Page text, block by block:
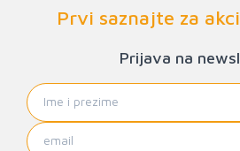
Prvi saznajte za
Prijava na